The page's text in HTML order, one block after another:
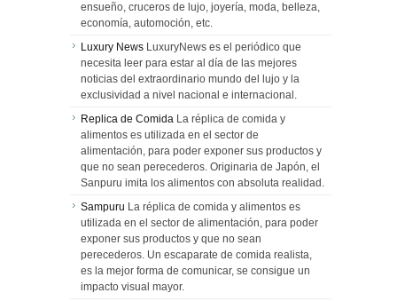
ensueño, cruceros de lujo, joyería, moda, belleza,
economía, automoción, etc.
Luxury News LuxuryNews es el periódico que
necesita leer para estar al día de las mejores
noticias del extraordinario mundo del lujo y la
exclusividad a nivel nacional e internacional.
Replica de Comida La réplica de comida y
alimentos es utilizada en el sector de
alimentación, para poder exponer sus productos y
que no sean perecederos. Originaria de Japón, el
Sanpuru imita los alimentos con absoluta realidad.
Sampuru La réplica de comida y alimentos es
utilizada en el sector de alimentación, para poder
exponer sus productos y que no sean
perecederos. Un escaparate de comida realista,
es la mejor forma de comunicar, se consigue un
impacto visual mayor.